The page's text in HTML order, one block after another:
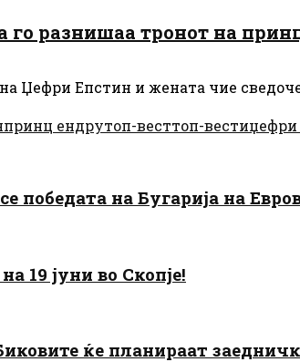
го разнишаа тронот на
Џефри Епстин и жената чие
принц ендрутоп-весттоп-вестиџефри
победата на Бугарија на
19 јуни во Скопје!
ќе планираат